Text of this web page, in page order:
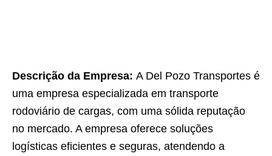
Descrição da Empresa: A Del Pozo Transportes é
uma empresa especializada em transporte
rodoviário de cargas, com uma sólida reputação
no mercado. A empresa oferece soluções
logísticas eficientes e seguras, atendendo a